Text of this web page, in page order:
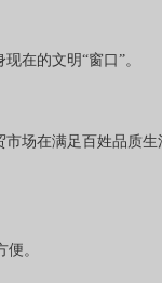
在的文明“窗口”。
场在满足百姓品质生
。